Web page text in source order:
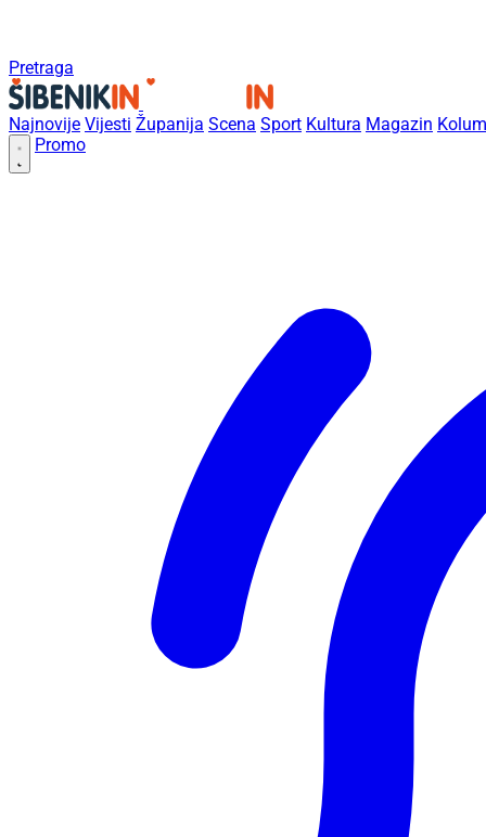
Pretraga
Najnovije Vijesti Županija Scena Sport Kultura Magazin
Promo